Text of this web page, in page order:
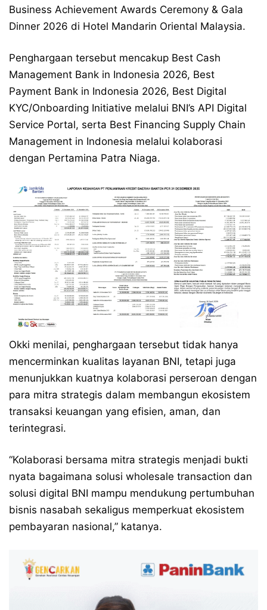
Business Achievement Awards Ceremony & Gala
Dinner 2026 di Hotel Mandarin Oriental Malaysia.
Penghargaan tersebut mencakup Best Cash
Management Bank in Indonesia 2026, Best
Payment Bank in Indonesia 2026, Best Digital
KYC/Onboarding Initiative melalui BNI’s API Digital
Service Portal, serta Best Financing Supply Chain
Management in Indonesia melalui kolaborasi
dengan Pertamina Patra Niaga.
Okki menilai, penghargaan tersebut tidak hanya
mencerminkan kualitas layanan BNI, tetapi juga
menunjukkan kuatnya kolaborasi perseroan dengan
para mitra strategis dalam membangun ekosistem
transaksi keuangan yang efisien, aman, dan
terintegrasi.
“Kolaborasi bersama mitra strategis menjadi bukti
nyata bagaimana solusi wholesale transaction dan
solusi digital BNI mampu mendukung pertumbuhan
bisnis nasabah sekaligus memperkuat ekosistem
pembayaran nasional,” katanya.